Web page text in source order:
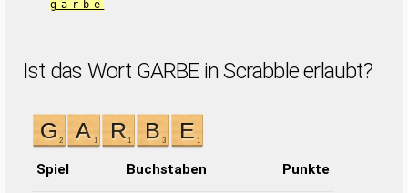
garbe
Ist das Wort GARBE in Scrabble erlaubt?
Spiel Buchstaben Punkte